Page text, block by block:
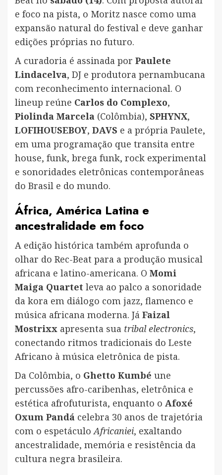
e foco na pista, o Moritz nasce como uma
expansão natural do festival e deve ganhar
edições próprias no futuro.
A curadoria é assinada por Paulete
Lindacelva, DJ e produtora pernambucana
com reconhecimento internacional. O
lineup reúne Carlos do Complexo,
Piolinda Marcela (Colômbia), SPHYNX,
LOFIHOUSEBOY, DAVS e a própria Paulete,
em uma programação que transita entre
house, funk, brega funk, rock experimental
e sonoridades eletrônicas contemporâneas
do Brasil e do mundo.
África, América Latina e
ancestralidade em foco
A edição histórica também aprofunda o
olhar do Rec-Beat para a produção musical
africana e latino-americana. O Momi
Maiga Quartet leva ao palco a sonoridade
da kora em diálogo com jazz, flamenco e
música africana moderna. Já Faizal
Mostrixx apresenta sua tribal electronics,
conectando ritmos tradicionais do Leste
Africano à música eletrônica de pista.
Da Colômbia, o Ghetto Kumbé une
percussões afro-caribenhas, eletrônica e
estética afrofuturista, enquanto o Afoxé
Oxum Pandá celebra 30 anos de trajetória
com o espetáculoAfricaniei, exaltando
ancestralidade, memória e resistência da
cultura negra brasileira.